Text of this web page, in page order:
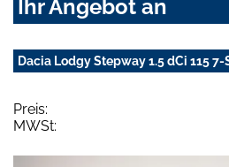
Ihr Angebot an
Dacia Lodgy Stepway 1.5 dCi 115
Preis:
MWSt: